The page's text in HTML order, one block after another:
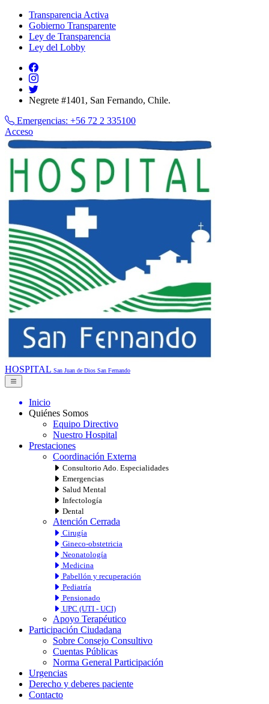
Transparencia Activa
Gobierno Transparente
Ley de Transparencia
Ley del Lobby
Negrete #1401, San Fernando, Chile.
Emergencias: +56 72 2 335100
Acceso
HOSPITAL San Juan de Dios San Fernando
Inicio
Quiénes Somos
Equipo Directivo
Nuestro Hospital
Prestaciones
Coordinación Externa
Consultorio Ado. Especialidades
Emergencias
Salud Mental
Infectología
Dental
Atención Cerrada
Cirugía
Gineco-obstetricia
Neonatología
Medicina
Pabellón y recuperación
Pediatría
Pensionado
UPC (UTI - UCI)
Apoyo Terapéutico
Participación Ciudadana
Sobre Consejo Consultivo
Cuentas Públicas
Norma General Participación
Urgencias
Derecho y deberes paciente
Contacto